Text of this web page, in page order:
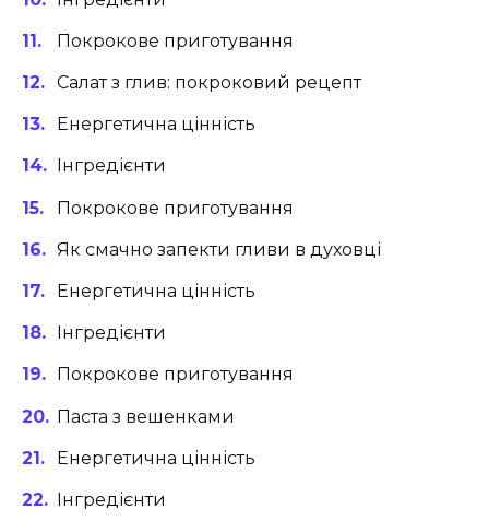
Покрокове приготування
Салат з глив: покроковий рецепт
Енергетична цінність
Інгредієнти
Покрокове приготування
Як смачно запекти гливи в духовці
Енергетична цінність
Інгредієнти
Покрокове приготування
Паста з вешенками
Енергетична цінність
Інгредієнти